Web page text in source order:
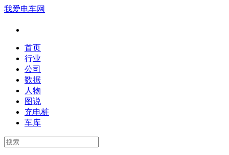
我爱电车网
首页
行业
公司
数据
人物
图说
充电桩
车库